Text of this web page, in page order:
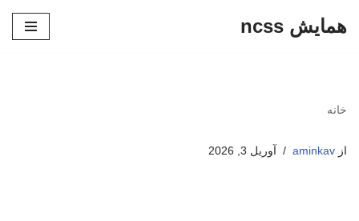
همایش ncss
خانه
از aminkav آوریل 3, 2026